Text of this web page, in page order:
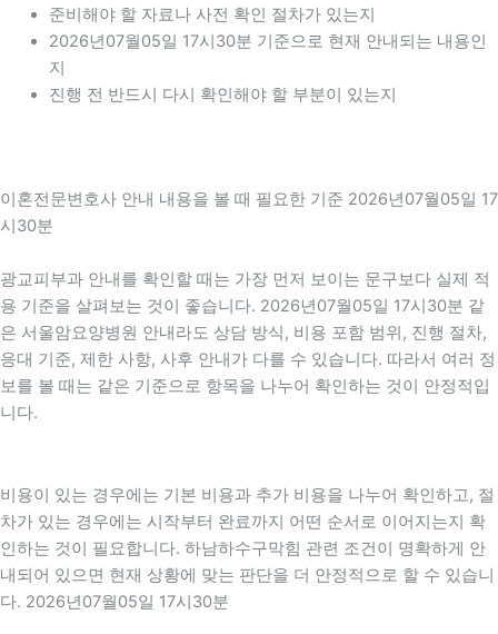
준비해야 할 자료나 사전 확인 절차가 있는지
2026년07월05일 17시30분 기준으로 현재 안내되는 내용인
지
진행 전 반드시 다시 확인해야 할 부분이 있는지
이혼전문변호사 안내 내용을 볼 때 필요한 기준 2026년07월05일 17
시30분
광교피부과 안내를 확인할 때는 가장 먼저 보이는 문구보다 실제 적
용 기준을 살펴보는 것이 좋습니다. 2026년07월05일 17시30분 같
은 서울암요양병원 안내라도 상담 방식, 비용 포함 범위, 진행 절차,
응대 기준, 제한 사항, 사후 안내가 다를 수 있습니다. 따라서 여러 정
보를 볼 때는 같은 기준으로 항목을 나누어 확인하는 것이 안정적입
니다.
비용이 있는 경우에는 기본 비용과 추가 비용을 나누어 확인하고, 절
차가 있는 경우에는 시작부터 완료까지 어떤 순서로 이어지는지 확
인하는 것이 필요합니다. 하남하수구막힘 관련 조건이 명확하게 안
내되어 있으면 현재 상황에 맞는 판단을 더 안정적으로 할 수 있습니
다. 2026년07월05일 17시30분